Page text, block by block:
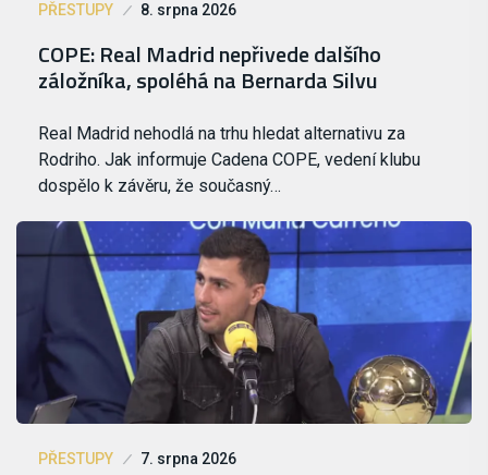
PŘESTUPY 8. srpna 2026
COPE: Real Madrid nepřivede dalšího
záložníka, spoléhá na Bernarda Silvu
Real Madrid nehodlá na trhu hledat alternativu za
Rodriho. Jak informuje Cadena COPE, vedení klubu
dospělo k závěru, že současný…
PŘESTUPY 7. srpna 2026